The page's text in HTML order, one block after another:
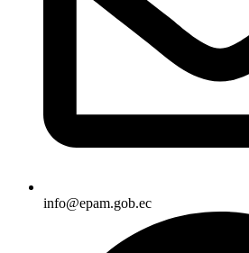
info@epam.gob.ec